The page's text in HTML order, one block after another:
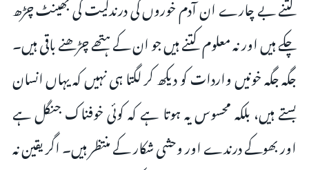
چکے ہیں اور نہ معلوم کتنے ہیں جو ان کے ہتھے چڑھنے باقی ہیں۔
جگہ جگہ خونیں واردات کو دیکھ کر لگتا ہی نہیں کہ یہاں انسان
بستے ہیں، بلکہ محسوس یہ ہوتا ہے کہ کوئی خوفناک جنگل ہے
اور بھوکے درندے اور وحشی شکار کے منتظر ہیں۔ اگر یقین نہ